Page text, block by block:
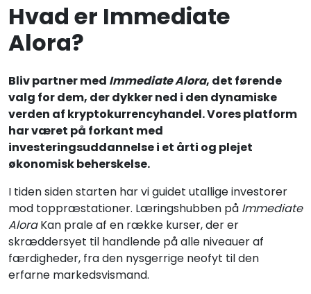
Hvad er Immediate
Alora?
Bliv partner med Immediate Alora, det førende
valg for dem, der dykker ned i den dynamiske
verden af kryptokurrencyhandel. Vores platform
har været på forkant med
investeringsuddannelse i et årti og plejet
økonomisk beherskelse.
I tiden siden starten har vi guidet utallige investorer
mod toppræstationer. Læringshubben på Immediate
AloraKan prale af en række kurser, der er
skræddersyet til handlende på alle niveauer af
færdigheder, fra den nysgerrige neofyt til den
erfarne markedsvismand.